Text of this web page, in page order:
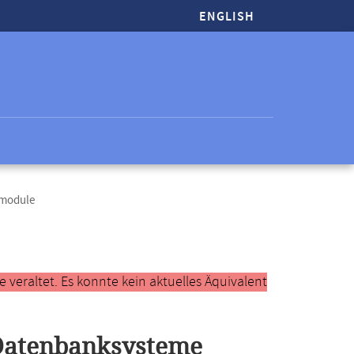
ENGLISH
veraltet. Es konnte kein aktuelles Äquivalent